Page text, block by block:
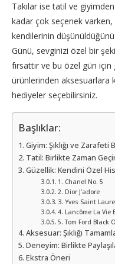
Takılar ise tatil ve
kadar çok seçenek varken,
kendilerinin
Günü, sevginizi özel bir
fırsattır ve bu özel gün
ürünlerinden aksesuarlara
hediyeler seçebilirsiniz.
Başlıklar:
Giyim: Şıklığı ve Zarafeti
Tatil: Birlikte Zaman
Güzellik: Kendini Özel
1. Chanel No. 5
2. Dior J’adore
3. Yves Saint
4. Lancôme La Vie
5. Tom Ford Black
Aksesuar: Şıklığı
Deneyim: Birlikte
Ekstra Öneri